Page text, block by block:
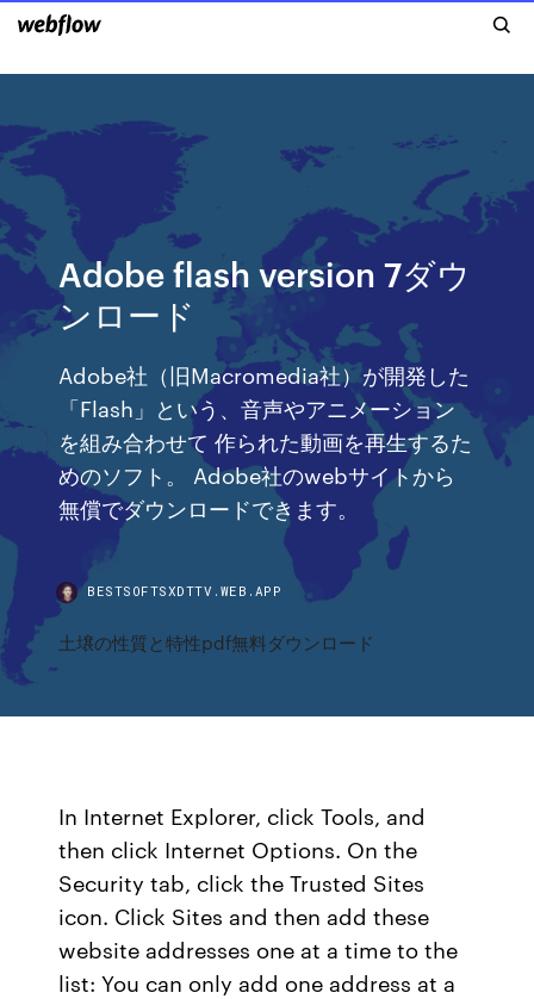
Adobe flash version 7ダウ
ンロード
Adobe社（旧Macromedia社）が開発した
「Flash」という、音声やアニメーション
を組み合わせて 作られた動画を再生するた
めのソフト。 Adobe社のwebサイトから
無償でダウンロードできます。
BESTSOFTSXDTTV.WEB.APP
土壌の性質と特性pdf無料ダウンロード
In Internet Explorer, click Tools, and
then click Internet Options. On the
Security tab, click the Trusted Sites
icon. Click Sites and then add these
website addresses one at a time to the
list: You can only add one address at a